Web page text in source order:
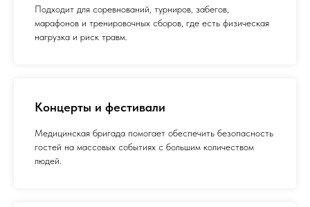
Подходит для соревнований, турниров, забегов,
марафонов и тренировочных сборов, где есть физическая
нагрузка и риск травм.
Концерты и фестивали
Медицинская бригада помогает обеспечить безопасность
гостей на массовых событиях с большим количеством
людей.